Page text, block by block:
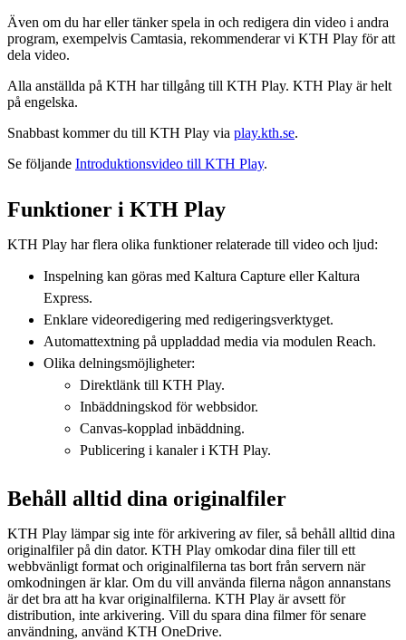
Även om du har eller tänker spela in och redigera din video i andra
program, exempelvis Camtasia, rekommenderar vi KTH Play för att
dela video.
Alla anställda på KTH har tillgång till KTH Play. KTH Play är helt
på engelska.
Snabbast kommer du till KTH Play via play.kth.se.
Se följande Introduktionsvideo till KTH Play.
Funktioner i KTH Play
KTH Play har flera olika funktioner relaterade till video och ljud:
Inspelning kan göras med Kaltura Capture eller Kaltura
Express.
Enklare videoredigering med redigeringsverktyget.
Automattextning på uppladdad media via modulen Reach.
Olika delningsmöjligheter:
Direktlänk till KTH Play.
Inbäddningskod för webbsidor.
Canvas-kopplad inbäddning.
Publicering i kanaler i KTH Play.
Behåll alltid dina originalfiler
KTH Play lämpar sig inte för arkivering av filer, så behåll alltid dina
originalfiler på din dator. KTH Play omkodar dina filer till ett
webbvänligt format och originalfilerna tas bort från servern när
omkodningen är klar. Om du vill använda filerna någon annanstans
är det bra att ha kvar originalfilerna. KTH Play är avsett för
distribution, inte arkivering. Vill du spara dina filmer för senare
användning, använd KTH OneDrive.